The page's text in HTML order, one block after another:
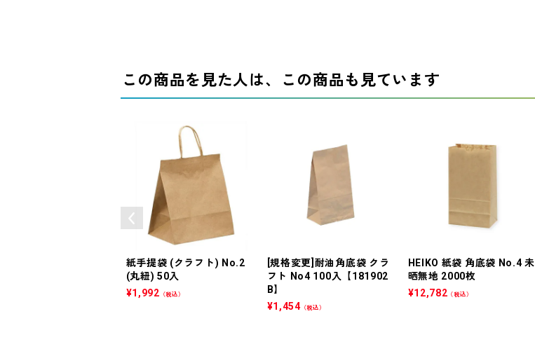
この商品を見た人は、この商品も見ています
紙手提袋 (クラフト) No.2
(丸紐) 50入
¥1,992 （税込）
[規格変更]耐油角底袋 クラ
フト No4 100入【181902
B】
¥1,454（税込）
HEIKO 紙袋 角底袋 No.4 未
晒無地 2000枚
¥12,782 （税込）